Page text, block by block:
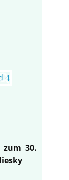
zum 30.